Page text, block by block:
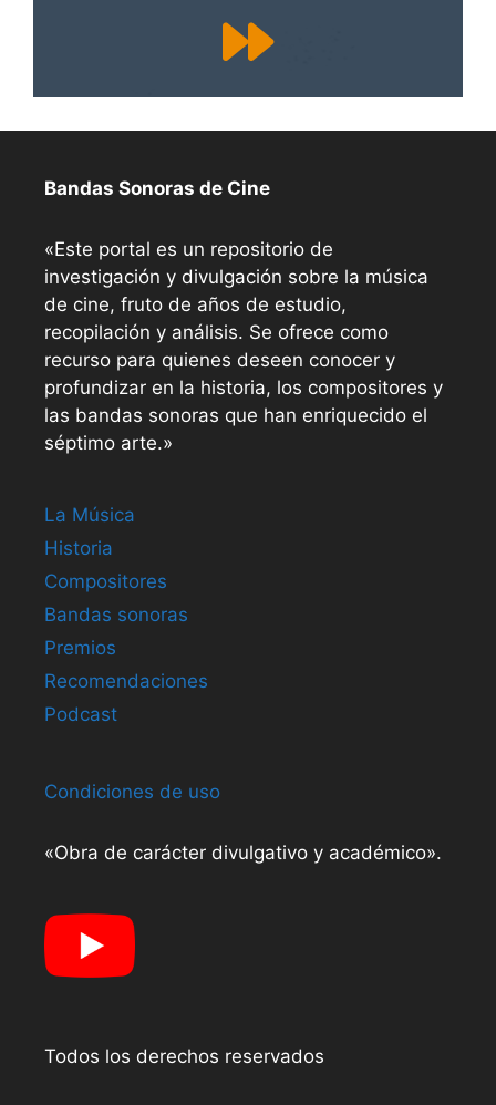
Bandas Sonoras de Cine
«Este portal es un repositorio de
investigación y divulgación sobre la música
de cine, fruto de años de estudio,
recopilación y análisis. Se ofrece como
recurso para quienes deseen conocer y
profundizar en la historia, los compositores y
las bandas sonoras que han enriquecido el
séptimo arte.»
La Música
Historia
Compositores
Bandas sonoras
Premios
Recomendaciones
Podcast
Condiciones de uso
«Obra de carácter divulgativo y académico».
Todos los derechos reservados